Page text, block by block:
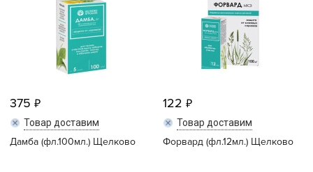
375
Товар доставим
Дамба (фл.100мл.) Щелково
122
Товар доставим
Форвард (фл.12мл.) Щелково